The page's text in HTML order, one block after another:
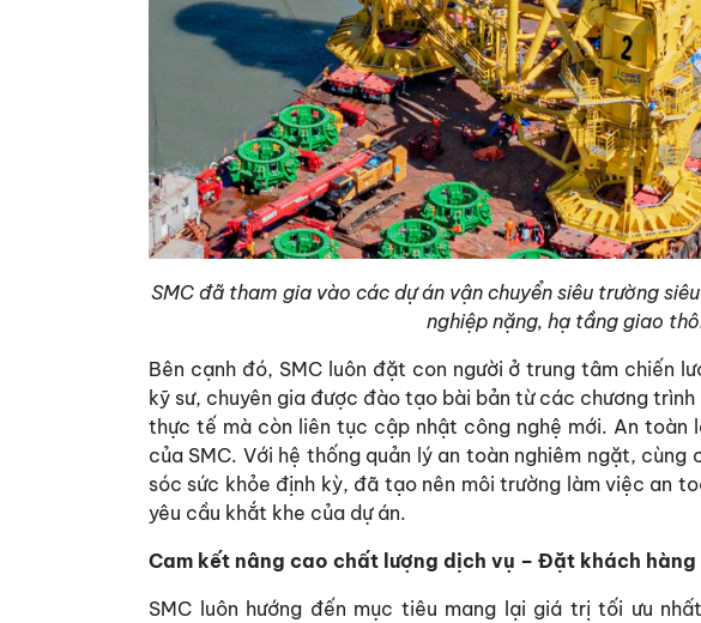
SMC đã tham gia vào các dự án vận chuyển siêu trường
nghiệp nặng, hạ tầng giao
Bên cạnh đó, SMC luôn đặt con người ở trung tâm chiến
kỹ sư, chuyên gia được đào tạo bài bản từ các chương
thực tế mà còn liên tục cập nhật công nghệ mới. An toàn
của SMC. Với hệ thống quản lý an toàn nghiêm ngặt,
sóc sức khỏe định kỳ, đã tạo nên môi trường làm việc an
yêu cầu khắt khe của dự án.
Cam kết nâng cao chất lượng dịch vụ – Đặt khách
SMC luôn hướng đến mục tiêu mang lại giá trị tối ưu